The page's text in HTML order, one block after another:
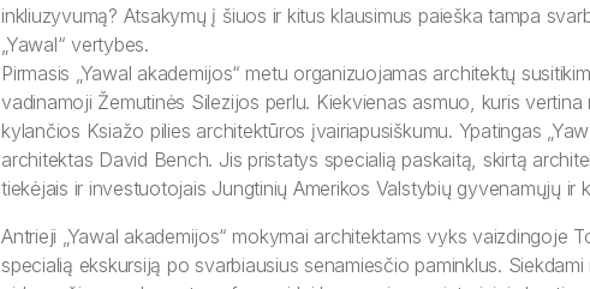
inkliuzyvumą? Atsakymų į šiuos ir kitus klausimus paieška tampa
„Yawal“ vertybes.
Pirmasis „Yawal akademijos“ metu organizuojamas architektų
vadinamoji Žemutinės Silezijos perlu. Kiekvienas asmuo, kuris
kylančios Ksiažo pilies architektūros įvairiapusiškumu. Ypatingas
architektas David Bench. Jis pristatys specialią paskaitą, skirtą
tiekėjais ir investuotojais Jungtinių Amerikos Valstybių gyvenamųjų ir
Antrieji „Yawal akademijos“ mokymai architektams vyks vaizdingoje
specialią ekskursiją po svarbiausius senamiesčio paminklus.